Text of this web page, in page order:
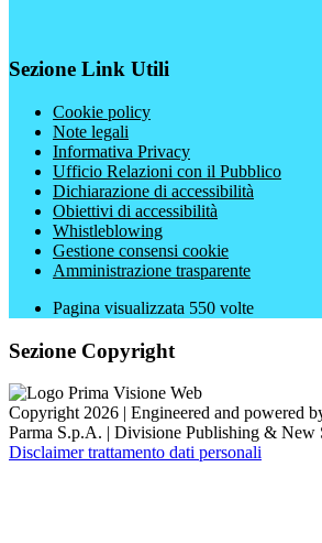
Sezione Link Utili
Cookie policy
Note legali
Informativa Privacy
Ufficio Relazioni con il Pubblico
Dichiarazione di accessibilità
Obiettivi di accessibilità
Whistleblowing
Gestione consensi cookie
Amministrazione trasparente
Pagina visualizzata 550 volte
Sezione Copyright
Copyright 2026 | Engineered and powered
Parma S.p.A. | Divisione Publishing & New
Disclaimer trattamento dati personali